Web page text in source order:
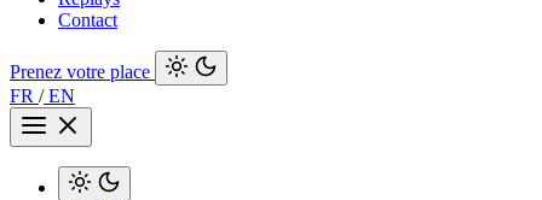
Contact
Prenez votre place
FR /EN